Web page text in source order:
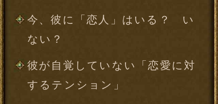
そのきっかけの後、動き出す「2
人に起こる変化」と「その先の
彼を理解し、互いに歩み寄り、
幸せなお付き合いを続けるには